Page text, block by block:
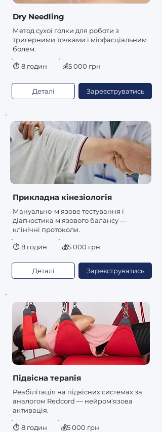
Dry Needling
Метод сухої голки для роботи з
тригерними точками і міофасціальним
болем.
⏱ 8 годин 💰5 000 грн
Деталі Зареєструватись
Прикладна кінезіологія
Мануально-м'язове тестування і
діагностика м'язового балансу —
клінічні протоколи.
⏱ 8 годин 💰5 000 грн
Деталі Зареєструватись
Підвісна терапія
Реабілітація на підвісних системах за
аналогом Redcord — нейром'язова
активація.
⏱ 8 годин 💰5 000 грн